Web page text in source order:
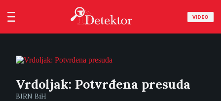
VIDEO
Vrdoljak: Potvrđena presuda
BIRN BiH